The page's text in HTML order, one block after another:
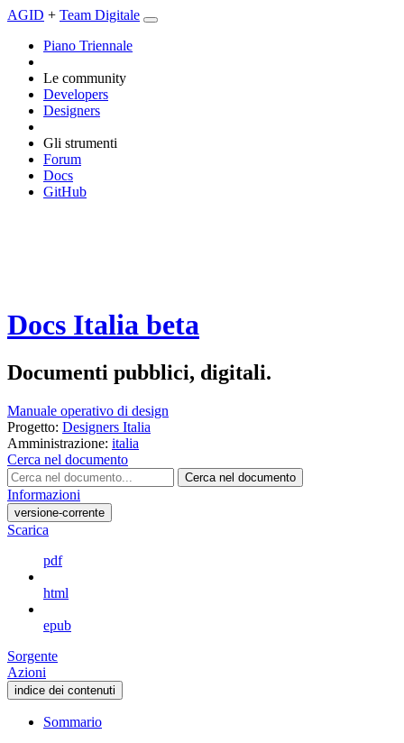
AGID + Team Digitale
Piano Triennale
Le community
Developers
Designers
Gli strumenti
Forum
Docs
GitHub
Docs Italia beta
Documenti pubblici, digitali.
Manuale operativo di design
Progetto: Designers Italia
Amministrazione: italia
Cerca nel documento
Cerca nel documento
Informazioni
versione-corrente
Scarica
pdf
html
epub
Sorgente
Azioni
indice dei contenuti
Sommario